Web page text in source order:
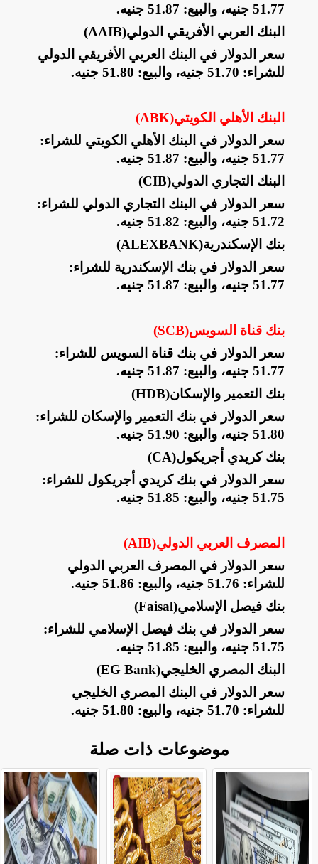
51.77 جنيه، والبيع: 51.87 جنيه
.
البنك العربي الأفريقي الدولي(AAIB)
سعر الدولار في البنك العربي الأفريقي الدولي
للشراء: 51.70 جنيه، والبيع: 51.80 جنيه
.
البنك الأهلي الكويتي(ABK)
سعر الدولار في البنك الأهلي الكويتي للشراء:
51.77 جنيه، والبيع: 51.87 جنيه
.
البنك التجاري الدولي(CIB)
سعر الدولار في البنك التجاري الدولي للشراء:
51.72 جنيه، والبيع: 51.82 جنيه
.
بنك الإسكندرية(ALEXBANK)
سعر الدولار في بنك الإسكندرية للشراء:
51.77 جنيه، والبيع: 51.87 جنيه
.
بنك قناة السويس(SCB)
سعر الدولار في بنك قناة السويس للشراء:
51.77 جنيه، والبيع: 51.87 جنيه
.
بنك التعمير والإسكان(HDB)
سعر الدولار في بنك التعمير والإسكان للشراء:
51.80 جنيه، والبيع: 51.90 جنيه
.
بنك كريدي أجريكول(CA)
سعر الدولار في بنك كريدي أجريكول للشراء:
51.75 جنيه، والبيع: 51.85 جنيه
.
المصرف العربي الدولي(AIB)
سعر الدولار في المصرف العربي الدولي
للشراء: 51.76 جنيه، والبيع: 51.86 جنيه
.
بنك فيصل الإسلامي(Faisal)
سعر الدولار في بنك فيصل الإسلامي للشراء:
51.75 جنيه، والبيع: 51.85 جنيه
.
البنك المصري الخليجي(EG Bank)
سعر الدولار في البنك المصري الخليجي
للشراء: 51.70 جنيه، والبيع: 51.80 جنيه.
موضوعات ذات صلة